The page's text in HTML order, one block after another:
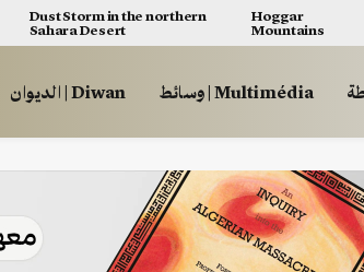
Dust Storm in the northern
Sahara Desert
Hoggar
Mountains
الديوان | Diwan وسائط | Multimédia